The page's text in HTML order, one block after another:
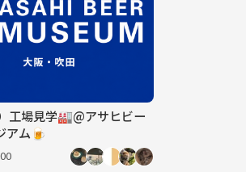
工場見学🏭@アサヒビー
アム🍺